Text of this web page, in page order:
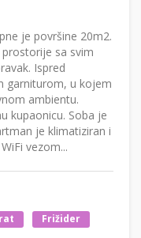
je površine 20m2.
sa svim
Ispred
garniturom, u kojem
ambientu.
kupaonicu. Soba je
je klimatiziran i
vezom...
Frižider